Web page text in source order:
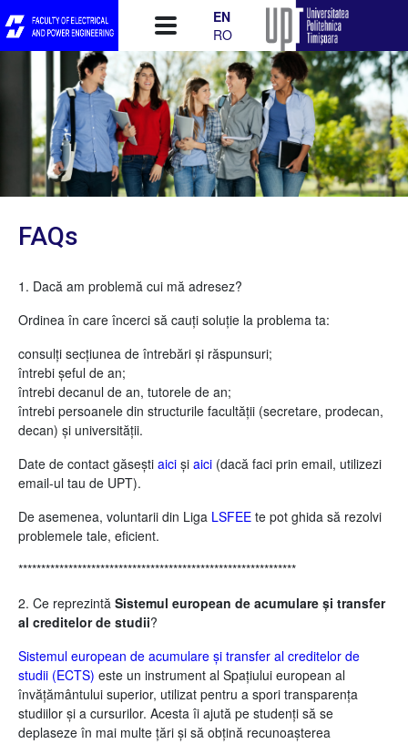
EN
RO
FAQs
1. Dacă am problemă cui mă adresez?
Ordinea în care încerci să cauți soluție la problema ta:
consulți secțiunea de întrebări și răspunsuri;
întrebi șeful de an;
întrebi decanul de an, tutorele de an;
întrebi persoanele din structurile facultății (secretare, prodecan,
decan) și universității.
Date de contact găsești aici și aici (dacă faci prin email, utilizezi
email-ul tau de UPT).
De asemenea, voluntarii din Liga LSFEE te pot ghida să rezolvi
problemele tale, eficient.
*************************************************************
2. Ce reprezintă Sistemul european de acumulare și transfer
al creditelor de studii?
Sistemul european de acumulare și transfer al creditelor de
studii (ECTS) este un instrument al Spațiului european al
învățământului superior, utilizat pentru a spori transparența
studiilor și a cursurilor. Acesta îi ajută pe studenți să se
deplaseze în mai multe țări și să obțină recunoașterea